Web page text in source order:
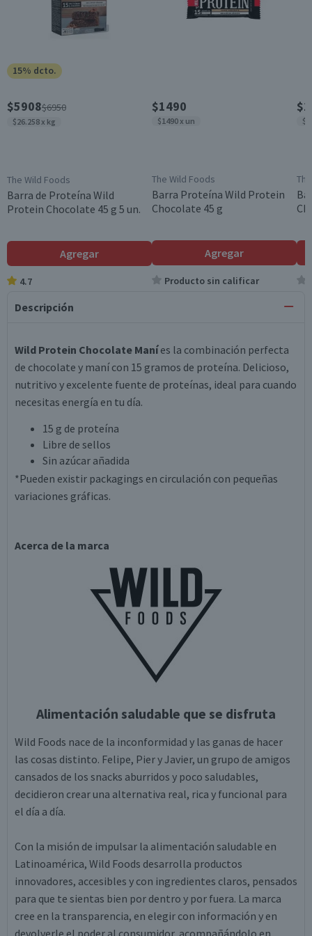
15% dcto.
$5908$6950
$26.258 x kg
The Wild Foods
Barra de Proteína Wild
Protein Chocolate 45 g 5 un.
Agregar
4.7
$1490
$1490 x un
The Wild Foods
Barra Proteína Wild Protein
Chocolate 45 g
Agregar
Producto sin calificar
Descripción
Wild Protein Chocolate Maníes la combinación perfecta
de chocolate y maní con 15 gramos de proteína. Delicioso,
nutritivo y excelente fuente de proteínas, ideal para cuando
necesitas energía en tu día.
15 g de proteína
Libre de sellos
Sin azúcar añadida
*Pueden existir packagings en circulación con pequeñas
variaciones gráficas.
Acerca de la marca
Alimentación saludable que se disfruta
Wild Foods nace de la inconformidad y las ganas de hacer
las cosas distinto. Felipe, Pier y Javier, un grupo de amigos
cansados de los snacks aburridos y poco saludables,
decidieron crear una alternativa real, rica y funcional para
el día a día.
Con la misión de impulsar la alimentación saludable en
Latinoamérica, Wild Foods desarrolla productos
innovadores, accesibles y con ingredientes claros, pensados
para que te sientas bien por dentro y por fuera. La marca
cree en la transparencia, en elegir con información y en
devolverle el poder al consumidor, acompañándolo en